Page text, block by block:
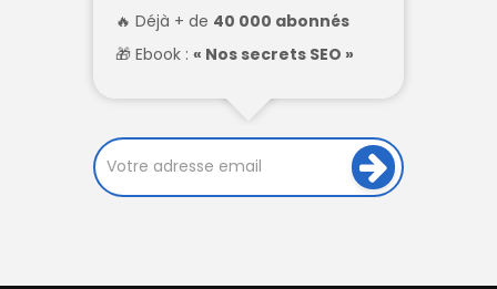
Déjà + de 40 000 abonnés
Ebook : « Nos secrets SEO »